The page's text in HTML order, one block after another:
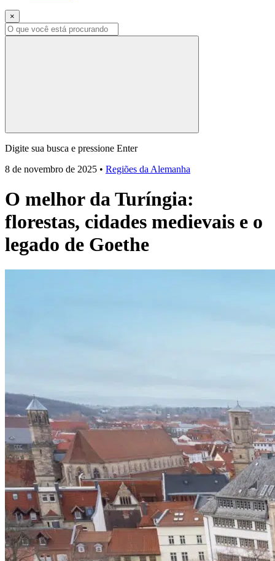
×
Digite sua busca e pressione Enter
8 de novembro de 2025 • Regiões da Alemanha
O melhor da Turíngia:
florestas, cidades medievais e o
legado de Goethe